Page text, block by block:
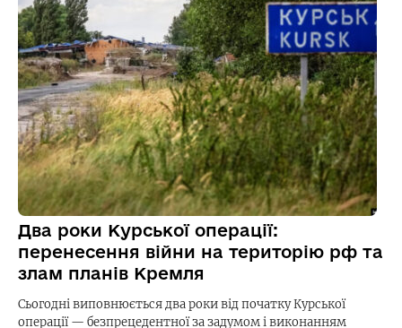
Два роки Курської операції:
перенесення війни на територію рф та
злам планів Кремля
Сьогодні виповнюється два роки від початку Курської
операції — безпрецедентної за задумом і виконанням